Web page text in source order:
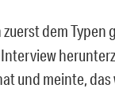
dem Typen
und meinte, das